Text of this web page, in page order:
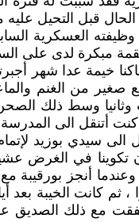
قبل التحيل
العسكرية
مبكرة لدى على
خيمة عدا شهر
صغير من الغنم
وسط ذلك الصحن
، كنت أتنقل الى
الى سيدي بوزيد
تكوينا في
وعندما أنجز
، ثم كانت الخيبة بعد
مع ذلك الصديق